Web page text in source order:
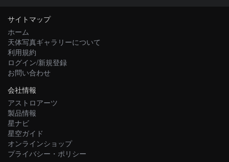
サイトマップ
ホーム
天体写真ギャラリーについて
利用規約
ログイン/新規登録
お問い合わせ
会社情報
アストロアーツ
製品情報
星ナビ
星空ガイド
オンラインショップ
プライバシー・ポリシー